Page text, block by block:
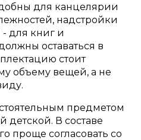
для канцелярии
надстройки
для книг и
оставаться в
стоит
объему вещей, а не
предметом
детской. В составе
проще согласовать со